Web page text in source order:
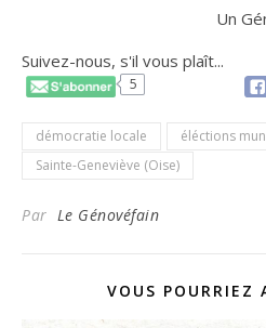
Un
Suivez-nous, s'il vous plaît...
5
démocratie locale
éléctions
Sainte-Geneviève (Oise)
Par Le Génovéfain
VOUS POURRIEZ